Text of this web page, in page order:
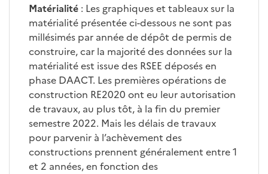
Matérialité : Les graphiques et tableaux sur la
matérialité présentée ci-dessous ne sont pas
millésimés par année de dépôt de permis de
construire, car la majorité des données sur la
matérialité est issue des RSEE déposés en
phase DAACT. Les premières opérations de
construction RE2020 ont eu leur autorisation
de travaux, au plus tôt, à la fin du premier
semestre 2022. Mais les délais de travaux
pour parvenir à l’achèvement des
constructions prennent généralement entre 1
et 2 années, en fonction des